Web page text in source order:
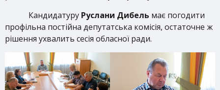
Кандидатуру Руслани Дибель має погодити
профільна постійна депутатська комісія, остаточне ж
рішення ухвалить сесія обласної ради.